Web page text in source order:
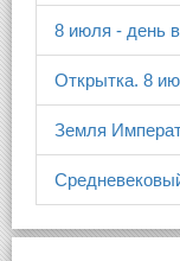
8 июля - день
Открытка. 8
Земля